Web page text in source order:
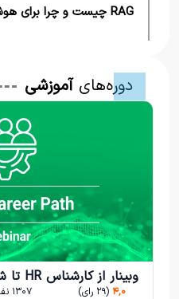
دوره‌هایآموزشی
وبینار از کارشناس HR تا شریک کسب‌وکار (HRBP)
۴,۰ (۲۹ رای) ۱۳۰۷ نفر